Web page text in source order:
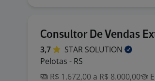
Consultor De Vendas
3,7 STAR SOLUTION
Pelotas - RS
R$ 1.672,00 a R$ 8.000,00